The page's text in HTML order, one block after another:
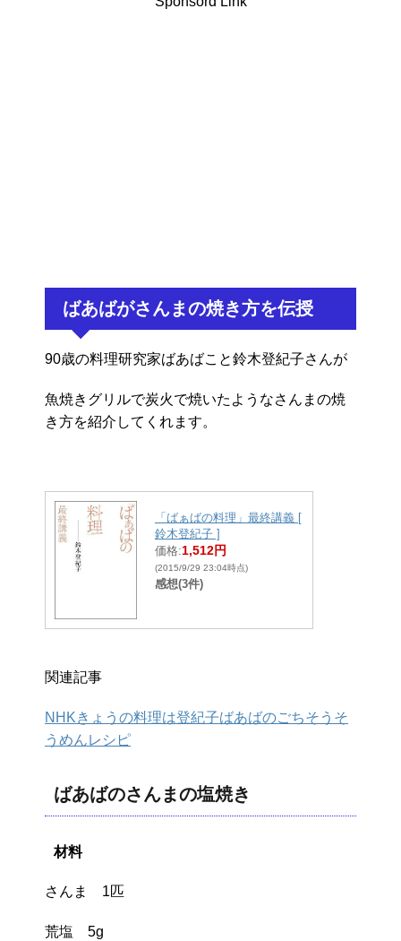
ばあばがさんまの焼き方を伝授
90歳の料理研究家ばあばこと鈴木登紀子さんが
魚焼きグリルで炭火で焼いたようなさんまの焼
き方を紹介してくれます。
「ばぁばの料理」最終講義 [
鈴木登紀子 ]
価格:1,512円
(2015/9/29 23:04時点)
感想(3件)
関連記事
NHKきょうの料理は登紀子ばあばのごちそうそ
うめんレシピ
ばあばのさんまの塩焼き
材料
さんま 1匹
荒塩 5g